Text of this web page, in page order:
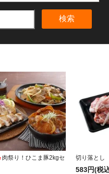
検索
肉祭り！ひこま豚2kgセ
切り落と
583円(税